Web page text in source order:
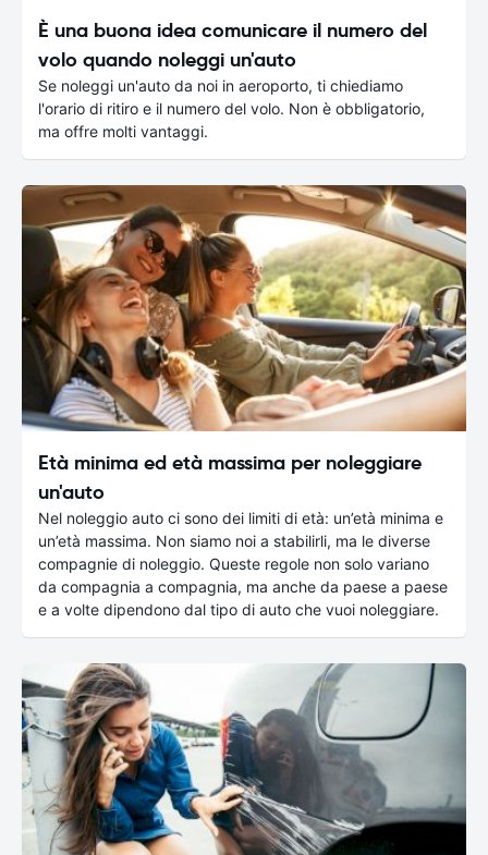
È una buona idea comunicare il numero del
volo quando noleggi un'auto
Se noleggi un'auto da noi in aeroporto, ti chiediamo
l'orario di ritiro e il numero del volo. Non è obbligatorio,
ma offre molti vantaggi.
Età minima ed età massima per noleggiare
un'auto
Nel noleggio auto ci sono dei limiti di età: un’età minima e
un’età massima. Non siamo noi a stabilirli, ma le diverse
compagnie di noleggio. Queste regole non solo variano
da compagnia a compagnia, ma anche da paese a paese
e a volte dipendono dal tipo di auto che vuoi noleggiare.